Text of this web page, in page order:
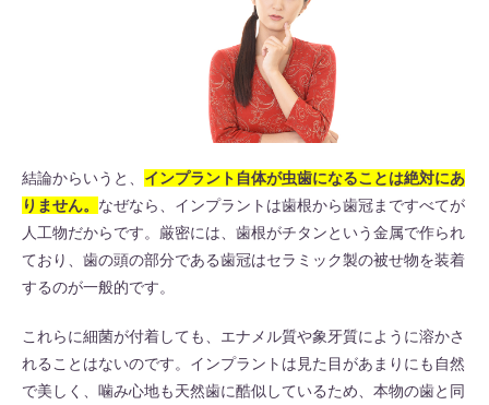
結論からいうと、 インプラント自体が虫歯になることは絶対にあ
りません。 なぜなら、インプラントは歯根から歯冠まですべてが
人工物だからです。厳密には、歯根がチタンという金属で作られ
ており、歯の頭の部分である歯冠はセラミック製の被せ物を装着
するのが一般的です。
これらに細菌が付着しても、エナメル質や象牙質にように溶かさ
れることはないのです。インプラントは見た目があまりにも自然
で美しく、噛み心地も天然歯に酷似しているため、本物の歯と同